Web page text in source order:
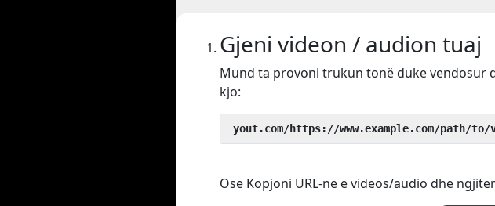
Gjeni videon / audion tuaj
Mund ta provoni trukun tonë duke vendosur
kjo:
yout.com/https://www.example.com/path/to/
Ose Kopjoni URL-në e videos/audio dhe